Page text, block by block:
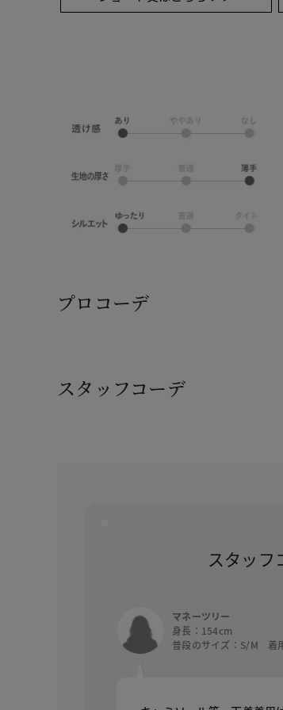
プロコーデ
スタッフコーデ
スタッフ
マネーツリー
身長：154cm
普段のサイズ：S/M 着